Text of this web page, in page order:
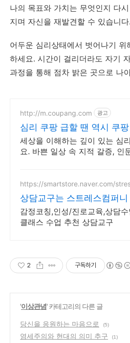
나의 목표와 가치는 무엇인지 다
지며 자신을 재발견할 수 있습니다.
어두운 심리상태에서 벗어나기
하세요. 시간이 걸리더라도 자기
과정을 통해 점차 밝은 곳으로 나
http://m.coupang.com 광고
심리 쿠팡 급할 땐 역시 쿠
세상을 이해하는 깊이 있는 심
요. 바쁜 일상 속 지적 갈증, 인
https://smartstore.naver.com/
상담교구는 스트레스컴퍼니
감정코칭,인성/진로교육,상담
클래스 수업 추천 상담교구
2 구독하기
'이상관념' 카테고리의 다른 글
당신을 응원하는 마음으로 (5)
염세주의와 현대의 의미 추구 (1)